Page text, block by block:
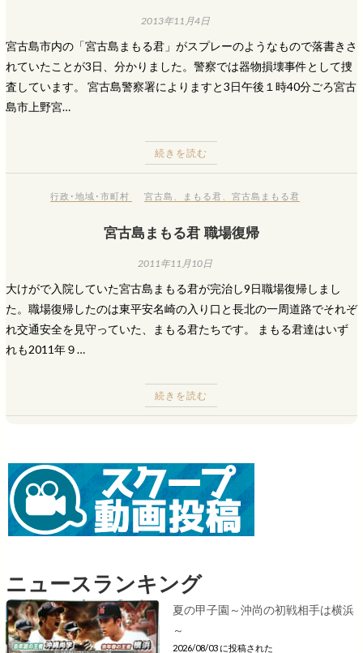
2013年11月4日
宮古島市内の「宮古島まもる君」がスプレーのようなもので落書きさ
れていたことが3日、分かりました。警察では器物損壊事件として捜
査しています。 宮古島警察署によりますと3日午後１時40分ごろ宮古
島市上野宮…
続きを読む
行政･地域･市町村 宮古島 まもる君 、宮古島まもる君
宮古島まもる君 職場復帰
2011年11月10日
大けがで入院していた宮古島まもる君が完治し9日職場復帰しまし
た。職場復帰したのは東平安名崎の入り口と長北の一周道路でそれぞ
れ交通安全を見守っていた、まもる君たちです。 まもる君達はいず
れも2011年９…
続きを読む
ニュースランキング
夏の甲子園～沖尚の初戦相手は横浜
～
2026/08/03 に投稿された